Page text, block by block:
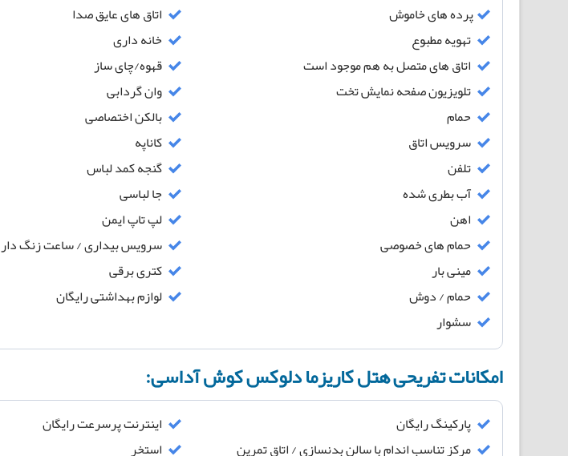
پرده های خاموش
اتاق های عایق صدا
تهویه مطبوع
خانه داری
اتاق های متصل به هم موجود است
قهوه/چای ساز
تلویزیون صفحه نمایش تخت
وان گردابی
حمام
بالکن اختصاصی
سرویس اتاق
کاناپه
تلفن
گنجه کمد لباس
آب بطری شده
جا لباسی
اهن
لپ تاپ ایمن
حمام های خصوصی
سرویس بیداری / ساعت زنگ دار
مینی بار
کتری برقی
حمام / دوش
لوازم بهداشتی رایگان
سشوار
امکانات تفریحی هتل کاریزما دلوکس کوش آداسی:
پارکینگ رایگان
اینترنت پرسرعت رایگان
مرکز تناسب اندام با سالن بدنسازی / اتاق تمرین
استخر